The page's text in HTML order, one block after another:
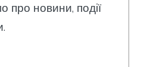
про новини, події